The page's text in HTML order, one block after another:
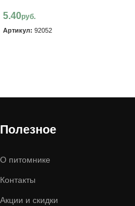
5.40руб.
Артикул: 92052
Полезное
О питомнике
Контакты
Акции и скидки